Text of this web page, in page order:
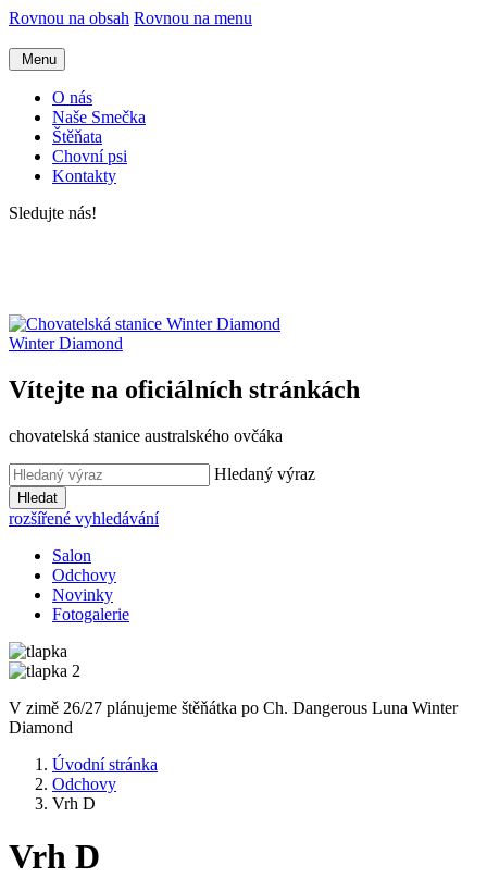
Rovnou na obsah Rovnou na menu
Menu
O nás
Naše Smečka
Štěňata
Chovní psi
Kontakty
Sledujte nás!
Winter Diamond
Vítejte na oficiálních stránkách
chovatelská stanice australského ovčáka
Hledaný výraz
Hledat
rozšířené vyhledávání
Salon
Odchovy
Novinky
Fotogalerie
V zimě 26/27 plánujeme štěňátka po Ch. Dangerous Luna Winter
Diamond
Úvodní stránka
Odchovy
Vrh D
Vrh D